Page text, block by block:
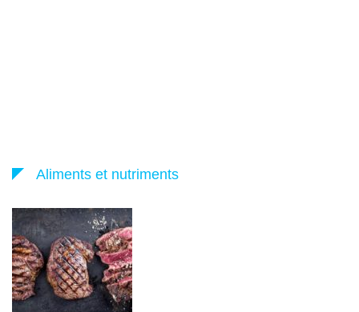
Aliments et nutriments